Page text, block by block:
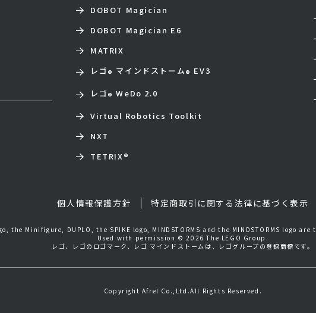
DOBOT Magician
DOBOT Magician E6
MATRIX
レゴ® マインドストーム® EV3
レゴ® WeDo 2.0
Virtual Robotics Toolkit
NXT
TETRIX®
個人情報保護方針 特定商取引に関する法律に基づく表示
the Minifigure, DUPLO, the SPIKE logo, MINDSTORMS and the MINDSTORMS logo
Used with permission © 2026 The LEGO Group.
レゴ、レゴのロゴマーク、レゴ マインドストームは、レゴグループの登録商標です。
Copyright Afrel Co.,Ltd.All Rights Reserved.